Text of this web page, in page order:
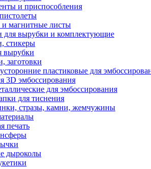
и приспособления
магнитные листы
вырубки и комплектующие
стикеры
вырубки
заготовки
пластиковые для
3D эмбоссирования
для эмбоссирования
для тиснения
стразы, камни, жемчужины
печать
дыроколы